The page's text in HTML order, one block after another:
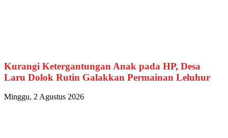
Kurangi Ketergantungan Anak pada HP, Desa
Laru Dolok Rutin Galakkan Permainan Leluhur
Minggu, 2 Agustus 2026